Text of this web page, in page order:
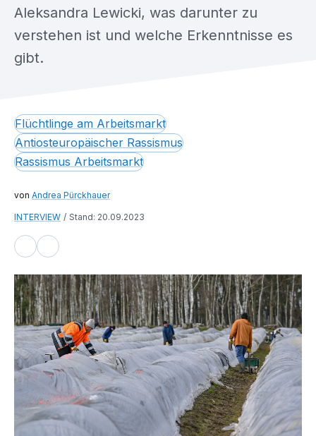
Flüchtlinge am Arbeitsmarkt
Antiosteuropäischer Rassismus
Rassismus Arbeitsmarkt
Andrea Pürckhauer
INTERVIEW Stand: 20.09.2023
Aleksandra Lewicki, was darunter zu
verstehen ist und welche Erkenntnisse es
gibt.